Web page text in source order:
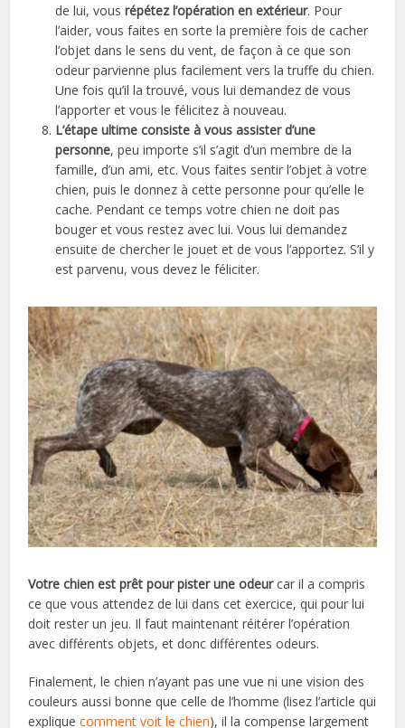
de lui, vousrépétez l’opération en extérieur. Pour
l’aider, vous faites en sorte la première fois de cacher
l’objet dans le sens du vent, de façon à ce que son
odeur parvienne plus facilement vers la truffe du chien.
Une fois qu’il la trouvé, vous lui demandez de vous
l’apporter et vous le félicitez à nouveau.
L’étape ultime consiste à vous assister d’une
personne, peu importe s’il s’agit d’un membre de la
famille, d’un ami, etc. Vous faites sentir l’objet à votre
chien, puis le donnez à cette personne pour qu’elle le
cache. Pendant ce temps votre chien ne doit pas
bouger et vous restez avec lui. Vous lui demandez
ensuite de chercher le jouet et de vous l’apportez. S’il y
est parvenu, vous devez le féliciter.
Votre chien est prêt pour pister une odeurcar il a compris
ce que vous attendez de lui dans cet exercice, qui pour lui
doit rester un jeu. Il faut maintenant réitérer l’opération
avec différents objets, et donc différentes odeurs.
Finalement, le chien n’ayant pas une vue ni une vision des
couleurs aussi bonne que celle de l’homme (lisez l’article qui
expliquecomment voit le chien), il la compense largement